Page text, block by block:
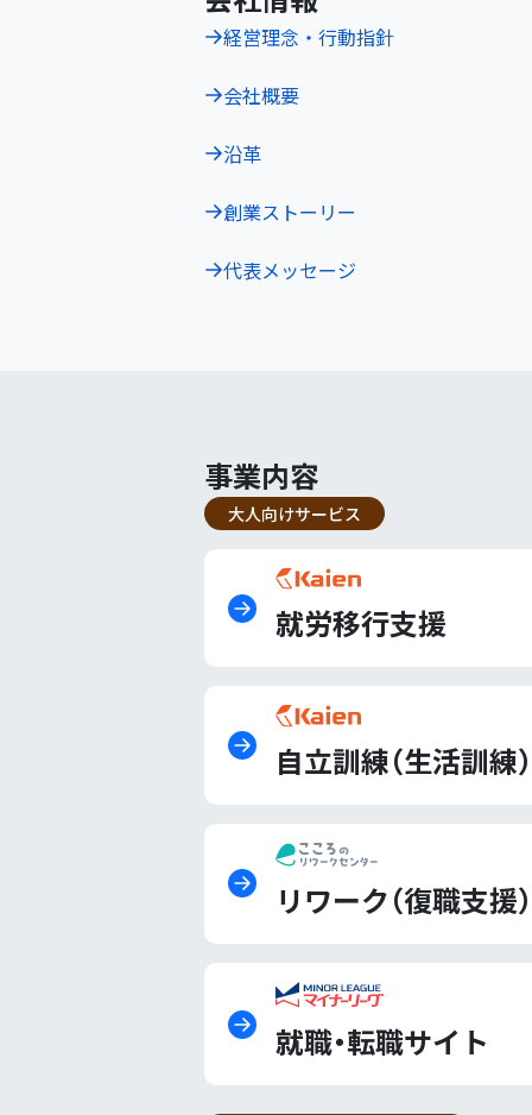
経営理念・行動指針
会社概要
沿革
創業ストーリー
代表メッセージ
事業内容
大人向けサービス
就労移行支援
自立訓練（生活訓練）
リワーク（復職支援）
就職・転職サイト